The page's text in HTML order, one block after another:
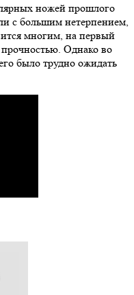
ножей прошлого
с большим нетерпением,
многим, на первый
прочностью. Однако во
было трудно ожидать